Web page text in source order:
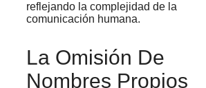
reflejando la complejidad de la
comunicación humana.
La Omisión De
Nombres Propios